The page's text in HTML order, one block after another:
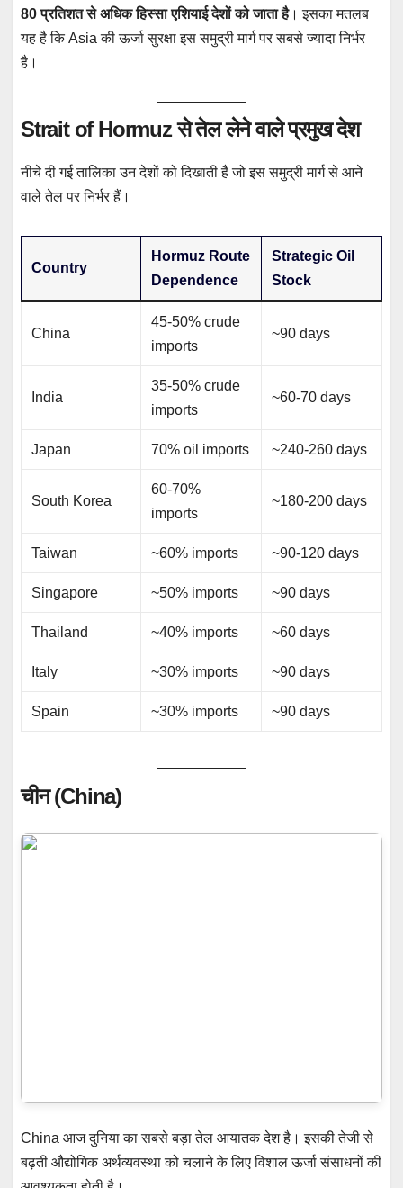
80 प्रतिशत से अधिक हिस्सा एशियाई देशों को जाता है। इसका मतलब
यह है कि Asia की ऊर्जा सुरक्षा इस समुद्री मार्ग पर सबसे ज्यादा निर्भर
है।
Strait of Hormuz से तेल लेने वाले प्रमुख देश
नीचे दी गई तालिका उन देशों को दिखाती है जो इस समुद्री मार्ग से आने
वाले तेल पर निर्भर हैं।
Country
Hormuz Route
Dependence
Strategic Oil
Stock
China
45-50% crude
imports
~90 days
India
35-50% crude
imports
~60-70 days
Japan 70% oil imports ~240-260 days
South Korea
60-70%
imports
~180-200 days
Taiwan ~60% imports ~90-120 days
Singapore ~50% imports ~90 days
Thailand ~40% imports ~60 days
Italy ~30% imports ~90 days
Spain ~30% imports ~90 days
चीन (China)
China आज दुनिया का सबसे बड़ा तेल आयातक देश है। इसकी तेजी से
बढ़ती औद्योगिक अर्थव्यवस्था को चलाने के लिए विशाल ऊर्जा संसाधनों की